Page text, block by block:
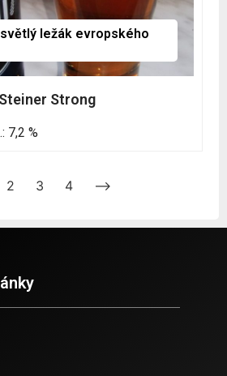
ležák evropského
Strong
7,2 %
2 3 4 -->